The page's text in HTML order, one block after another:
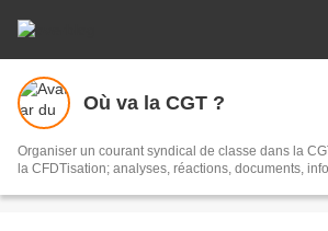
Où va la CGT ?
Organiser un courant syndical de classe dans la
la CFDTisation; analyses, réactions, documents,